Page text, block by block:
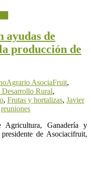
ayudas de
producción de
AsociaFruit,
Desarrollo Rural,
, Frutas y hortalizas, Javier
reuniones
Agricultura, Ganadería y
de Asociacifruit,